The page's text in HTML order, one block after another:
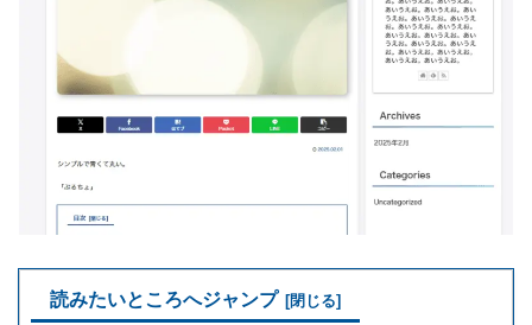
読みたいところへジャンプ